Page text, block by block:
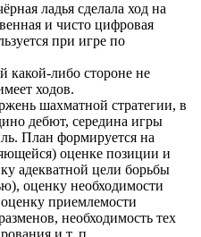
ладья сделала ход на
и чисто цифровая
при игре по
какой-либо стороне не
ходов.
шахматной стратегии, в
дебют, середина игры
План формируется на
оценке позиции и
адекватной цели борьбы
оценку необходимости
приемлемости
необходимость тех
и т. п.